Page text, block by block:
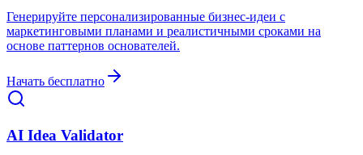
Генерируйте персонализированные бизнес-идеи с
маркетинговыми планами и реалистичными сроками на
основе паттернов основателей.
Начать бесплатно
AI Idea Validator